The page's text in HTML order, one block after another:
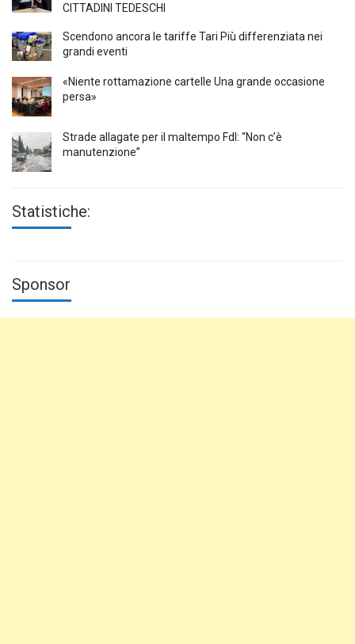
CITTADINI TEDESCHI
Scendono ancora le tariffe Tari Più differenziata nei
grandi eventi
«Niente rottamazione cartelle Una grande occasione
persa»
Strade allagate per il maltempo FdI: “Non c’è
manutenzione”
Statistiche:
Sponsor